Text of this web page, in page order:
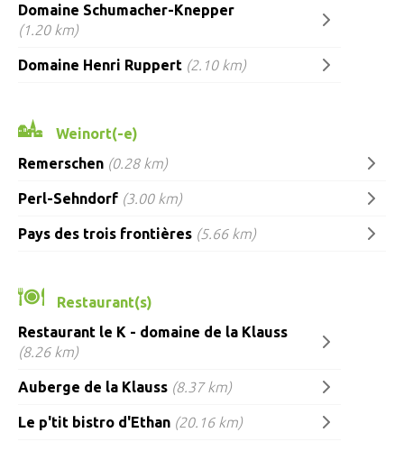
Domaine Schumacher-Knepper
(1.20 km)
Domaine Henri Ruppert (2.10 km)
Weinort(-e)
Remerschen (0.28 km)
Perl-Sehndorf (3.00 km)
Pays des trois frontières (5.66 km)
Restaurant(s)
Restaurant le K - domaine de la Klauss
(8.26 km)
Auberge de la Klauss (8.37 km)
Le p'tit bistro d'Ethan (20.16 km)